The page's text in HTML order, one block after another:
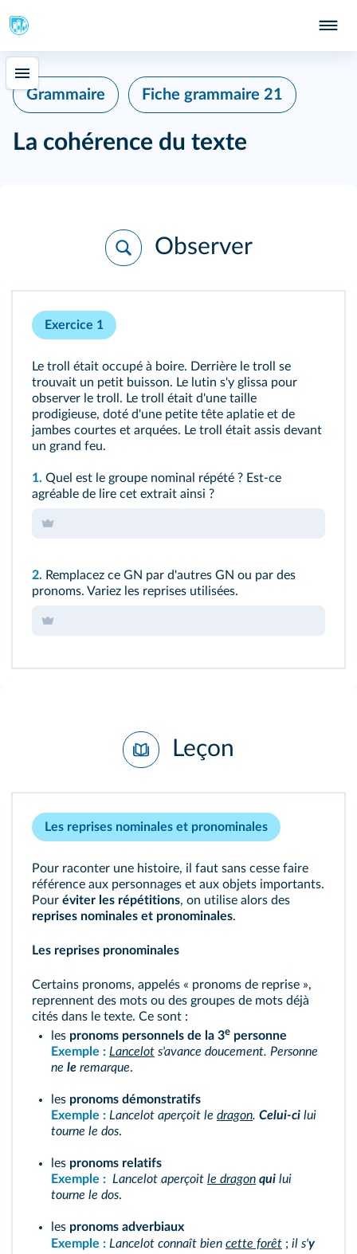
Grammaire Fiche grammaire 21
La cohérence du texte
Observer
Exercice 1
Le troll était occupé à boire. Derrière le troll se
trouvait un petit buisson. Le lutin s'y glissa pour
observer le troll. Le troll était d'une taille
prodigieuse, doté d'une petite tête aplatie et de
jambes courtes et arquées. Le troll était assis devant
un grand feu.
1. Quel est le groupe nominal répété ? Est-ce
agréable de lire cet extrait ainsi ?
2. Remplacez ce GN par d'autres GN ou par des
pronoms. Variez les reprises utilisées.
Leçon
Les reprises nominales et pronominales
Pour raconter une histoire, il faut sans cesse faire
référence aux personnages et aux objets importants.
Pour éviter les répétitions, on utilise alors des
reprises nominales et pronominales.
Les reprises pronominales
Certains pronoms, appelés « pronoms de reprise »,
reprennent des mots ou des groupes de mots déjà
cités dans le texte. Ce sont :
les pronoms personnels de la 3e personne
Exemple : Lancelot s'avance doucement. Personne
ne le remarque.
les pronoms démonstratifs
Exemple : Lancelot aperçoit le dragon. Celui-ci lui
tourne le dos.
les pronoms relatifs
Exemple : Lancelot aperçoit le dragon qui lui
tourne le dos.
les pronoms adverbiaux
Exemple : Lancelot connaît bien cette forêt ; il s'y